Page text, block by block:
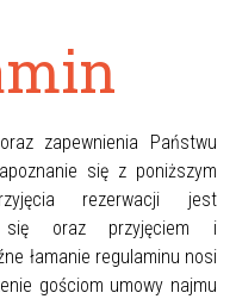
zapewnienia Państwu
się z poniższym
rezerwacji jest
się oraz przyjęciem i
łamanie regulaminu nosi
gościom umowy najmu